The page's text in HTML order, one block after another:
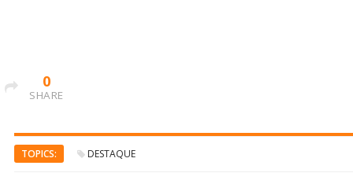
0
SHARE
TOPICS: DESTAQUE